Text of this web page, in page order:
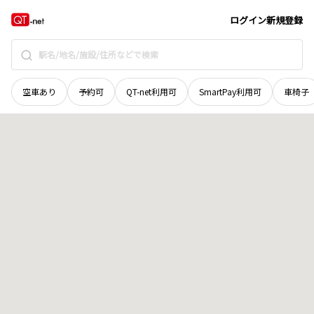
ログイン新規登録
空車あり 予約可 QT-net利用可 SmartPay利用可 車椅子
長野県